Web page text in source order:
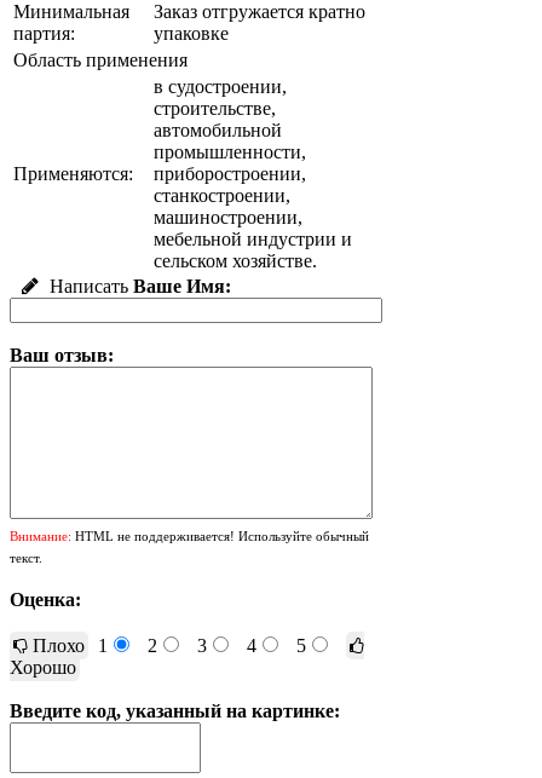
Минимальная
партия:
Заказ отгружается кратно
упаковке
Область применения
Применяются:
в судостроении,
строительстве,
автомобильной
промышленности,
приборостроении,
станкостроении,
машиностроении,
мебельной индустрии и
сельском хозяйстве.
Написать Ваше Имя:
Ваш отзыв:
Внимание: HTML не поддерживается! Используйте обычный
текст.
Оценка:
Плохо 1 2 3 4
5
Хорошо
Введите код, указанный на картинке: